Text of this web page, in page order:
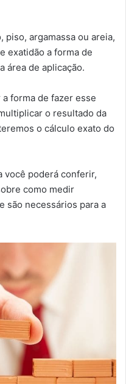
piso, argamassa ou areia,
exatidão a forma de
área de aplicação.
a forma de fazer esse
o resultado da
o cálculo exato do
você poderá conferir,
como medir
são necessários para a